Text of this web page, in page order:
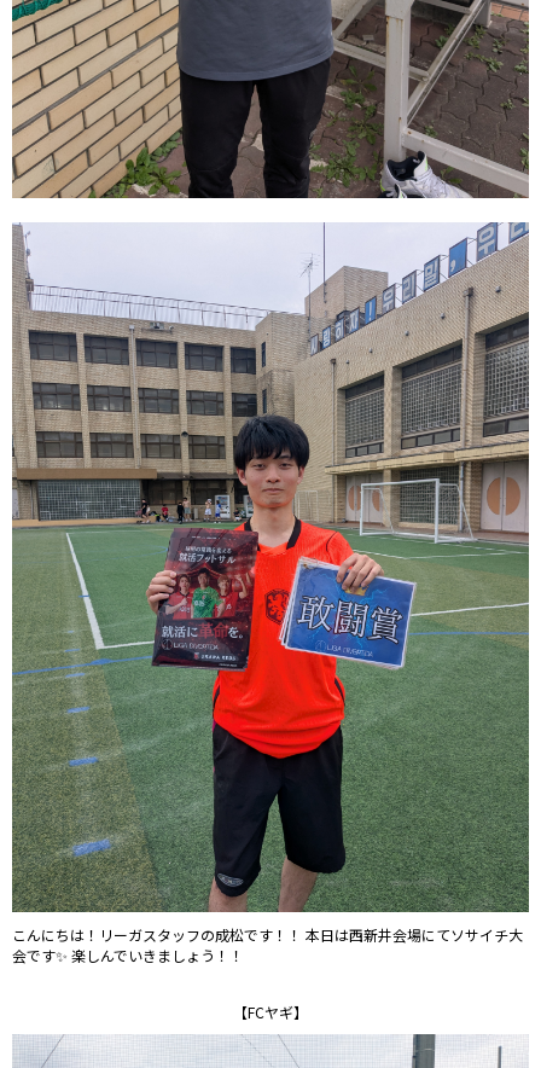
こんにちは！リーガスタッフの成松です！！ 本日は西新井会場にてソサイチ大
会です✨ 楽しんでいきましょう！！
【FCヤギ】